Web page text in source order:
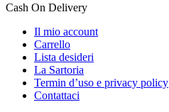
Cash On Delivery
Il mio account
Carrello
Lista desideri
La Sartoria
Termin d’uso e privacy policy
Contattaci